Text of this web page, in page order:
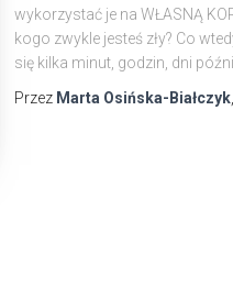
wykorzystać je na WŁASNĄ
kogo zwykle jesteś zły? Co
się kilka minut, godzin, dni
Przez Marta Osińska-Białczyk